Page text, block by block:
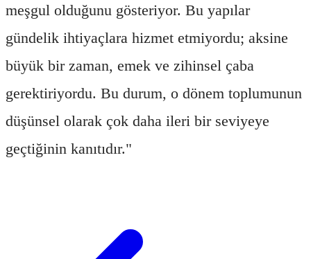
meşgul olduğunu gösteriyor. Bu yapılar
gündelik ihtiyaçlara hizmet etmiyordu; aksine
büyük bir zaman, emek ve zihinsel çaba
gerektiriyordu. Bu durum, o dönem toplumunun
düşünsel olarak çok daha ileri bir seviyeye
geçtiğinin kanıtıdır."